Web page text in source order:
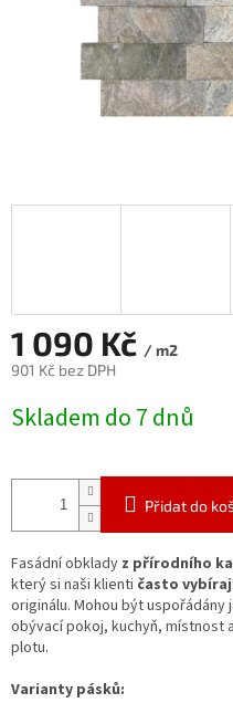
1 090 Kč / m2
901 Kč bez DPH
cena:
Skladem do 7 dnů
Přidat do
Fasádní obklady z přírodního
kterýsi naši klienti často
originálu. Mohou být uspořádány
obývací pokoj, kuchyň, místnost
plotu.
Varianty pásků: